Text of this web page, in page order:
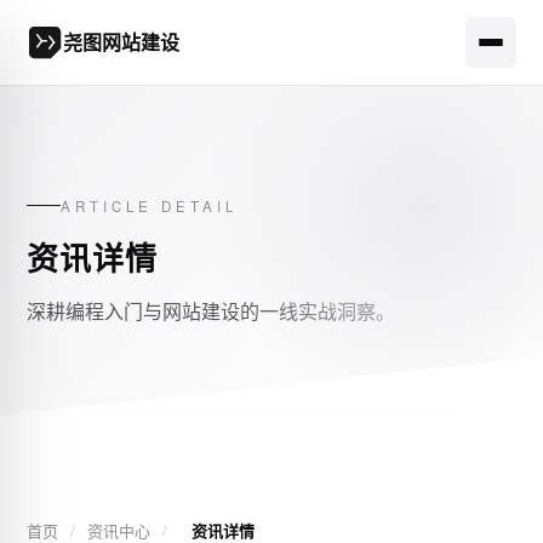
尧图网站建设
ARTICLE DETAIL
资讯详情
深耕编程入门与网站建设的一线实战洞察。
首页 / 资讯中心 / 资讯详情